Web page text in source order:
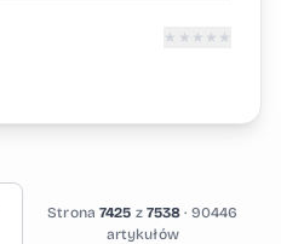
★ ★ ★ ★ ★
Strona 7425 z 7538 · 90446
artykułów